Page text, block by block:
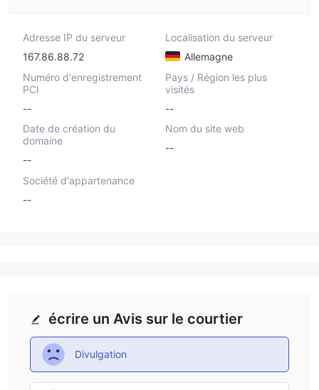
Adresse IP du serveur
167.86.88.72
Localisation du serveur
Allemagne
Numéro d'enregistrement
PCI
--
Pays / Région les plus
visités
--
Date de création du
domaine
--
Nom du site web
--
Société d'appartenance
--
écrire un Avis sur le courtier
Divulgation